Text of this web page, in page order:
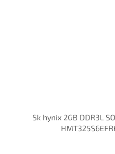
Sk hynix 2GB DDR3L